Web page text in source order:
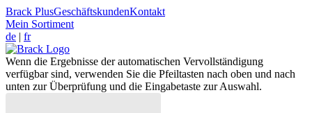
Brack PlusGeschäftskundenKontakt
Mein Sortiment
de | fr
Wenn die Ergebnisse der automatischen Vervollständigung
verfügbar sind, verwenden Sie die Pfeiltasten nach oben und nach
unten zur Überprüfung und die Eingabetaste zur Auswahl.